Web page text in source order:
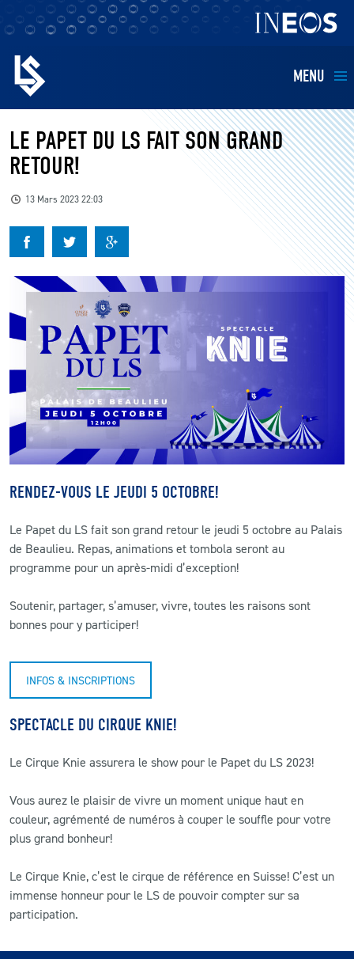
MENU
EQUIPES
BILLETTERIE
KIDS
RESTAURATION
CLUB
CONTACT
L’APP DU LS
LS ACADEMY CAMPS
MATCH DES CELEBRITES
LE PAPET DU LS FAIT SON GRAND
RETOUR!
13 Mars 2023 22:03
RENDEZ-VOUS LE JEUDI 5 OCTOBRE!
Le Papet du LS fait son grand retour le jeudi 5 octobre au Palais
de Beaulieu. Repas, animations et tombola seront au
programme pour un après-midi d’exception!
Soutenir, partager, s’amuser, vivre, toutes les raisons sont
bonnes pour y participer!
INFOS & INSCRIPTIONS
SPECTACLE DU CIRQUE KNIE!
Le Cirque Knie assurera le show pour le Papet du LS 2023!
Vous aurez le plaisir de vivre un moment unique haut en
couleur, agrémenté de numéros à couper le souffle pour votre
plus grand bonheur!
Le Cirque Knie, c’est le cirque de référence en Suisse! C’est un
immense honneur pour le LS de pouvoir compter sur sa
participation.